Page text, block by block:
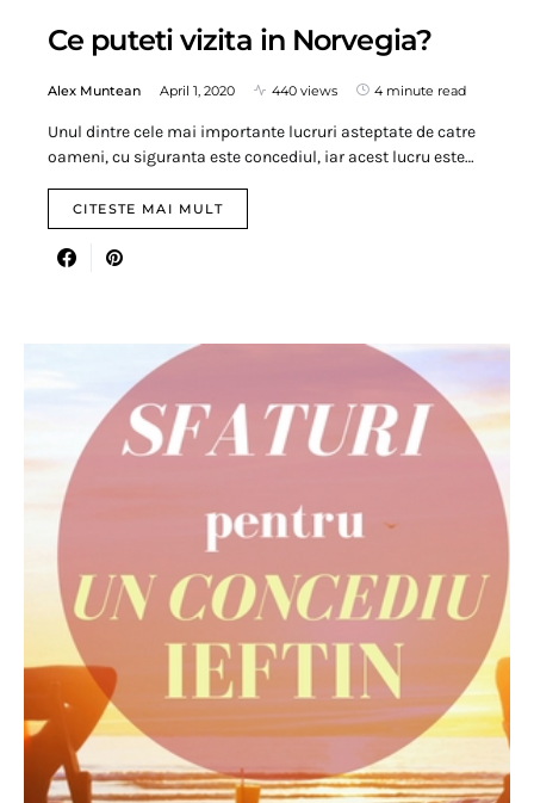
Ce puteti vizita in Norvegia?
Alex Muntean April 1, 2020 440 views 4 minute read
Unul dintre cele mai importante lucruri asteptate de catre
oameni, cu siguranta este concediul, iar acest lucru este…
CITESTE MAI MULT